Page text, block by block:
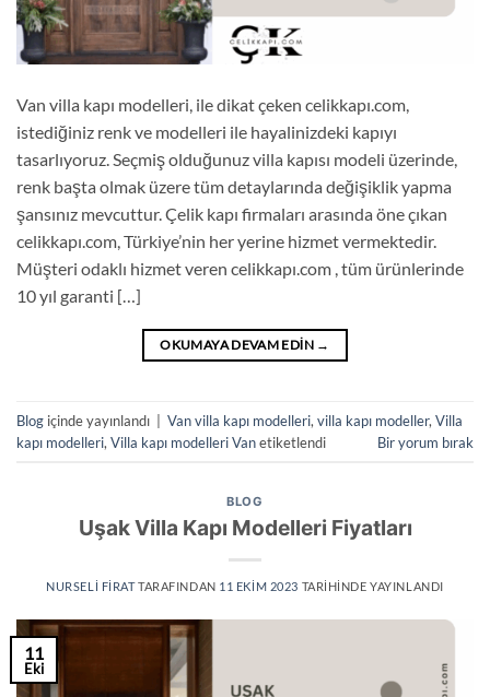
Van villa kapı modelleri, ile dikat çeken celikkapı.com,
istediğiniz renk ve modelleri ile hayalinizdeki kapıyı
tasarlıyoruz. Seçmiş olduğunuz villa kapısı modeli üzerinde,
renk başta olmak üzere tüm detaylarında değişiklik yapma
şansınız mevcuttur. Çelik kapı firmaları arasında öne çıkan
celikkapı.com, Türkiye’nin her yerine hizmet vermektedir.
Müşteri odaklı hizmet veren celikkapı.com , tüm ürünlerinde
10 yıl garanti […]
OKUMAYA DEVAM EDIN →
Blog içinde yayınlandı Van villa kapı modelleri, villa kapı modeller, Villa
kapı modelleri, Villa kapı modelleri Vanetiketlendi Bir yorum bırak
BLOG
Uşak Villa Kapı Modelleri Fiyatları
NURSELI FIRATTARAFINDAN 11 EKIM 2023 TARIHINDE YAYINLANDI
11
Eki